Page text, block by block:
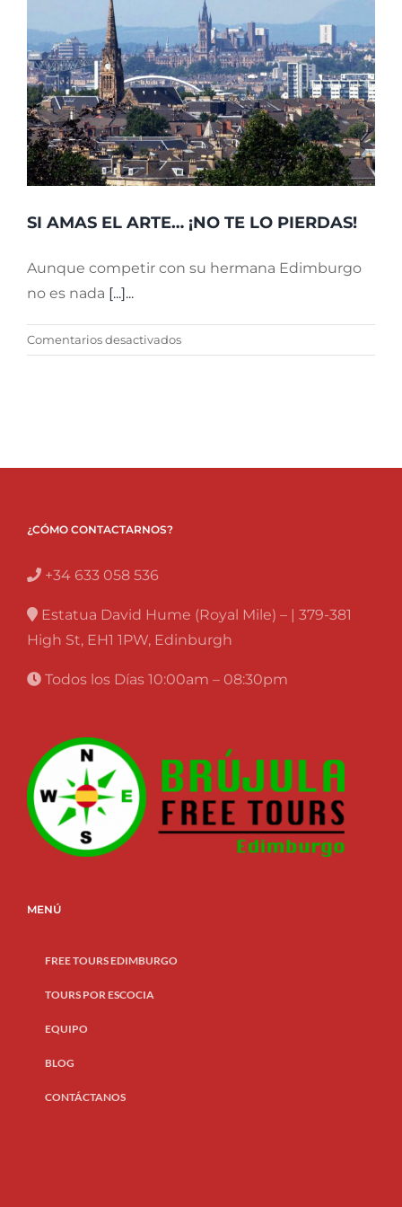
SI AMAS EL ARTE… ¡NO TE LO PIERDAS!
Aunque competir con su hermana Edimburgo
no es nada [...]...
Comentarios desactivadosen
SI
¿CÓMO CONTACTARNOS?
+34 633 058 536
Estatua David Hume (Royal Mile) – | 379-381
High St, EH1 1PW, Edinburgh
Todos los Días 10:00am – 08:30pm
MENÚ
FREE TOURS EDIMBURGO
TOURS POR ESCOCIA
EQUIPO
BLOG
CONTÁCTANOS